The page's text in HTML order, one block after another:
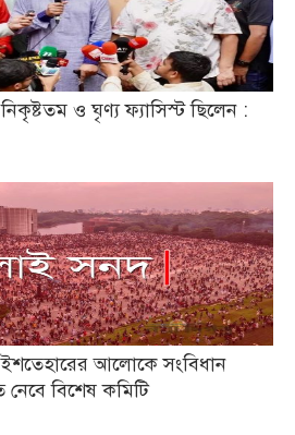
ও ঘৃণ্য ফ্যাসিস্ট ছিলেন :
আলোকে সংবিধান
বিশেষ কমিটি